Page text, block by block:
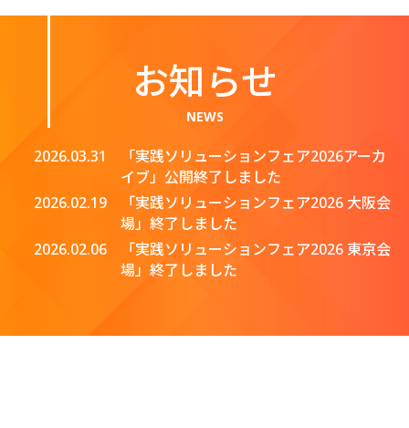
お知らせ
NEWS
2026.03.31
「実践ソリューションフェア2026アーカ
イブ」公開終了しました
2026.02.19
「実践ソリューションフェア2026 大阪会
場」終了しました
2026.02.06
「実践ソリューションフェア2026 東京会
場」終了しました